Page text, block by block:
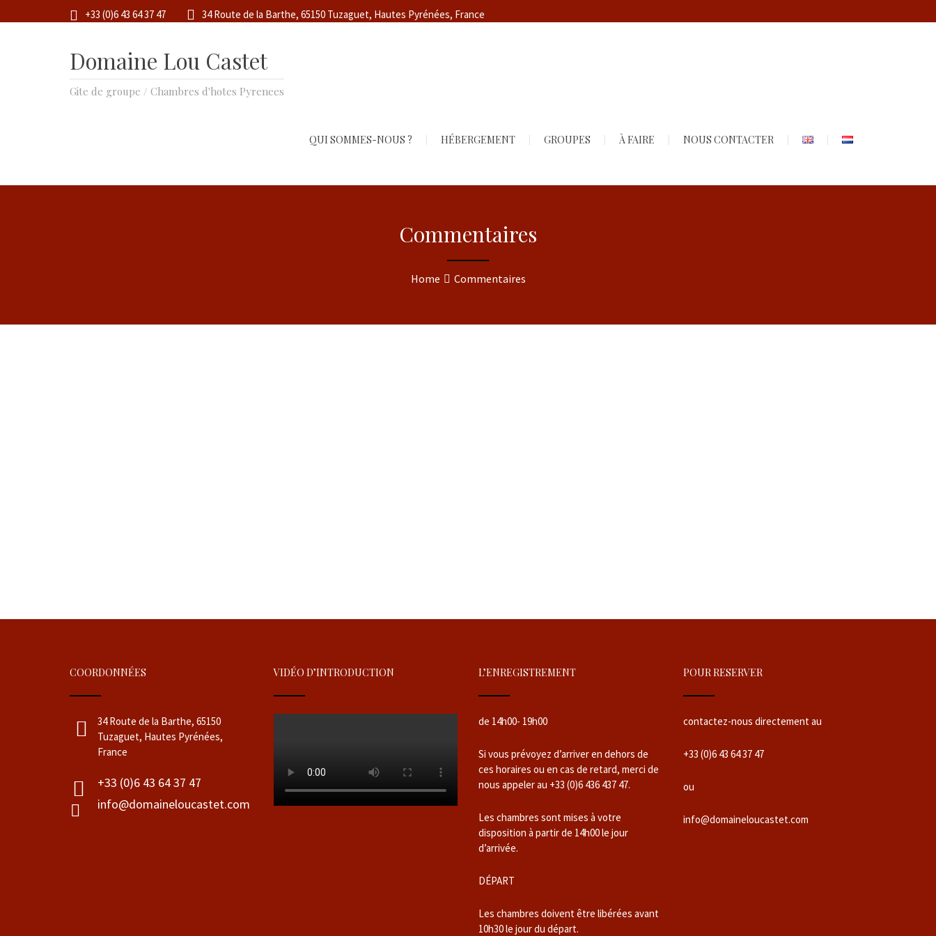
+33 (0)6 43 64 37 47 34 Route de la Barthe, 65150 Tuzaguet, Hautes Pyrénées, France
Domaine Lou Castet
Gite de groupe / Chambres d'hotes Pyrenees
QUI SOMMES-NOUS ? HÉBERGEMENT GROUPES À FAIRE NOUS CONTACTER
Commentaires
Home Commentaires
COORDONNÉES
34 Route de la Barthe, 65150
Tuzaguet, Hautes Pyrénées,
France
+33 (0)6 43 64 37 47
info@domaineloucastet.com
VIDÉO D’INTRODUCTION L’ENREGISTREMENT
de 14h00- 19h00
Si vous prévoyez d’arriver en dehors de
ces horaires ou en cas de retard, merci de
nous appeler au +33 (0)6 436 437 47.
Les chambres sont mises à votre
disposition à partir de 14h00 le jour
d’arrivée.
DÉPART
Les chambres doivent être libérées avant
10h30 le jour du départ.
POUR RESERVER
contactez-nous directement au
+33 (0)6 43 64 37 47
ou
info@domaineloucastet.com